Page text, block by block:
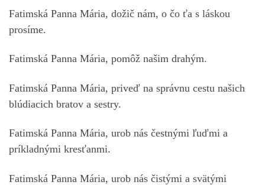
Fatimská Panna Mária, dožič nám, o čo ťa s láskou
prosíme.
Fatimská Panna Mária, pomôž našim drahým.
Fatimská Panna Mária, priveď na správnu cestu našich
blúdiacich bratov a sestry.
Fatimská Panna Mária, urob nás čestnými ľuďmi a
príkladnými kresťanmi.
Fatimská Panna Mária, urob nás čistými a svätými